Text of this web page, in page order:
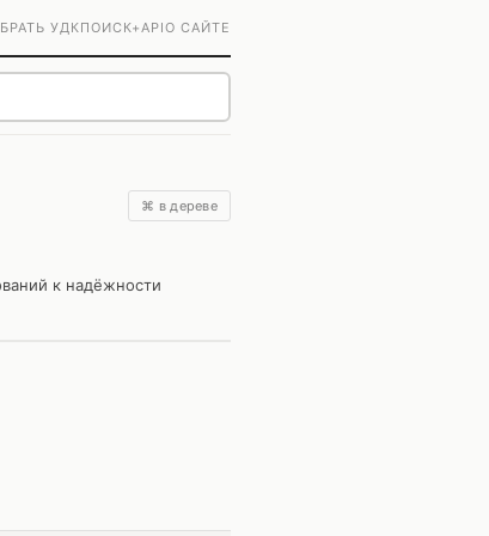
УДКПОИСК+APIО САЙТЕ
⌘ в дереве
к надёжности